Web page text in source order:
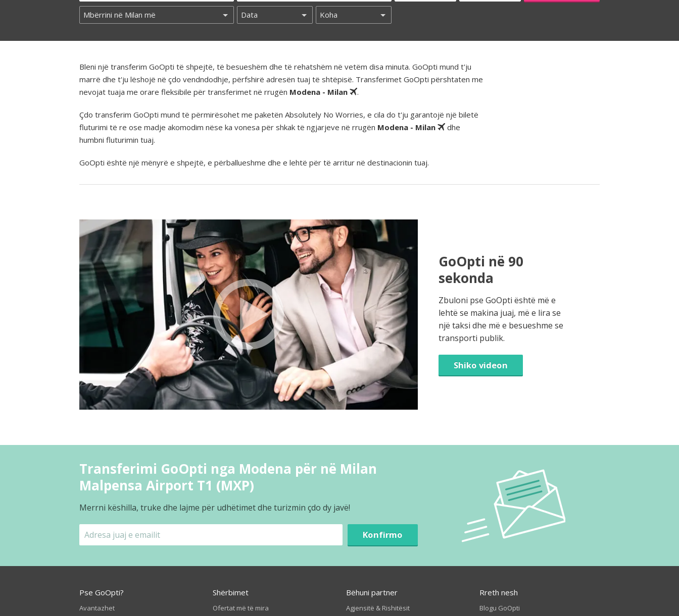
Bleni një transferim GoOpti të shpejtë, të besueshëm dhe të rehatshëm në vetëm disa minuta. GoOpti mund t'ju
marrë dhe t'ju lëshojë në çdo vendndodhje, përfshirë adresën tuaj të shtëpisë. Transferimet GoOpti përshtaten me
nevojat tuaja me orare fleksibile për transferimet në rrugën Modena - Milan .
Çdo transferim GoOpti mund të përmirësohet me paketën Absolutely No Worries, e cila do t'ju garantojë një biletë
fluturimi të re ose madje akomodim nëse ka vonesa për shkak të ngjarjeve në rrugën Modena - Milan
dhe
humbni fluturimin tuaj.
GoOpti është një mënyrë e shpejtë, e përballueshme dhe e lehtë për të arritur në destinacionin tuaj.
GoOpti në 90
sekonda
Zbuloni pse GoOpti është më e
lehtë se makina juaj, më e lira se
një taksi dhe më e besueshme se
transporti publik.
Shiko videon
Transferimi GoOpti nga Modena për në Milan
Malpensa Airport T1 (MXP)
Merrni këshilla, truke dhe lajme për udhëtimet dhe turizmin çdo dy javë!
Konfirmo
Pse GoOpti?
Avantazhet
Shërbimet
Ofertat më të mira
Bëhuni partner
Agjensitë & Rishitësit
Rreth nesh
Blogu GoOpti